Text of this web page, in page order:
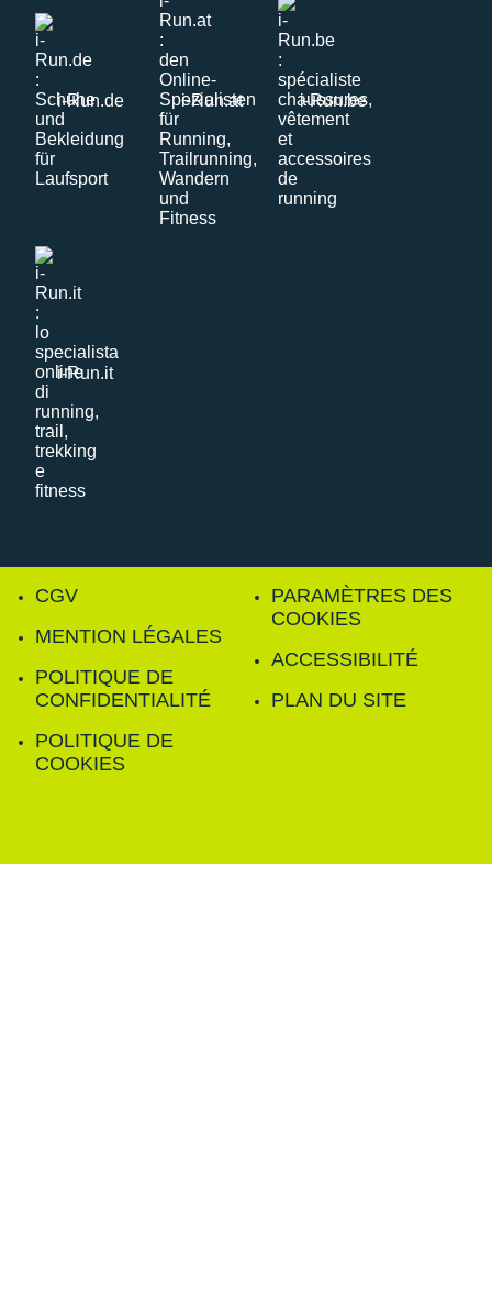
i-Run.de i-Run.at i-Run.be
i-Run.it
CGV
MENTION LÉGALES
POLITIQUE DE
CONFIDENTIALITÉ
POLITIQUE DE
COOKIES
PARAMÈTRES DES
COOKIES
ACCESSIBILITÉ
PLAN DU SITE